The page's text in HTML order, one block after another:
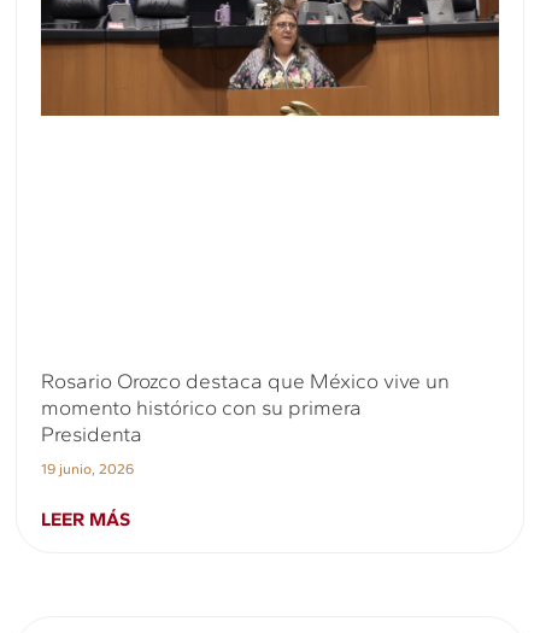
Rosario Orozco destaca que México vive un
momento histórico con su primera
Presidenta
19 junio, 2026
LEER MÁS